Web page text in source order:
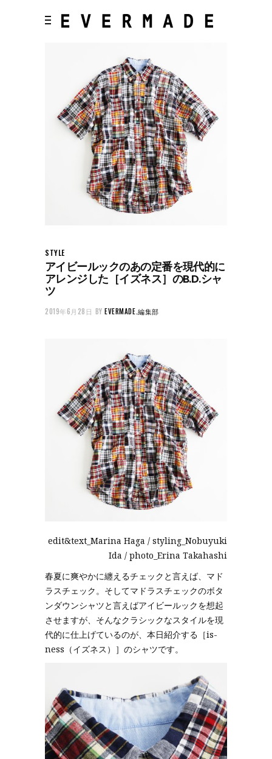
STYLE
アイビールックのあの定番を現代的に
アレンジした［イズネス］のB.D.シャ
ツ
2019年6月28日 BYEVERMADE.編集部
edit&text_Marina Haga / styling_Nobuyuki
Ida / photo_Erina Takahashi
春夏に爽やかに纏えるチェックと言えば、マド
ラスチェック。そしてマドラスチェックのボタ
ンダウンシャツと言えばアイビールックを想起
させますが、そんなクラシックなスタイルを現
代的に仕上げているのが、本日紹介する［is-
ness（イズネス）］のシャツです。